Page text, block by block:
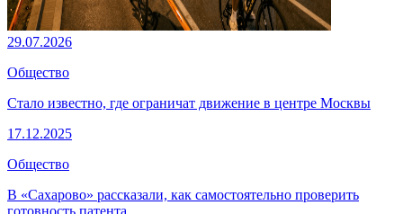
29.07.2026
Общество
Стало известно, где ограничат движение в центре Москвы
17.12.2025
Общество
В «Сахарово» рассказали, как самостоятельно проверить